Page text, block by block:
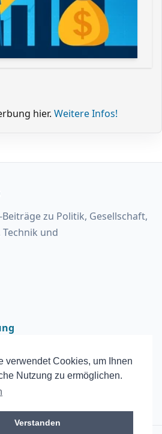
verwendet Cookies, um Ihnen
Nutzung zu ermöglichen.
Verstanden
hier. Weitere Infos!
zu Politik, Gesellschaft,
und